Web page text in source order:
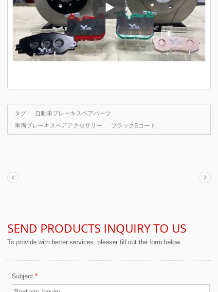
YDL CHIHONブレーキ製品紹介
タグ 自動車ブレーキスペアパーツ
車両ブレーキスペアアクセサリー ブラックEコート